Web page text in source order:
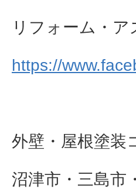
リフォーム・
https://
外壁・屋根塗装
沼津市・三島市